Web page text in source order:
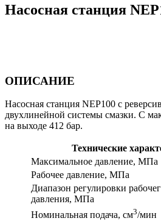
Насосная станция
ОПИСАНИЕ
Насосная станция NEP100 с
двухлинейной системы смазки. С
на выходе 412 бар.
Технические
Максимальное давление, МПа
Рабочее давление, МПа
Диапазон регулировки
давления, МПа
Номинальная подача, см3/мин